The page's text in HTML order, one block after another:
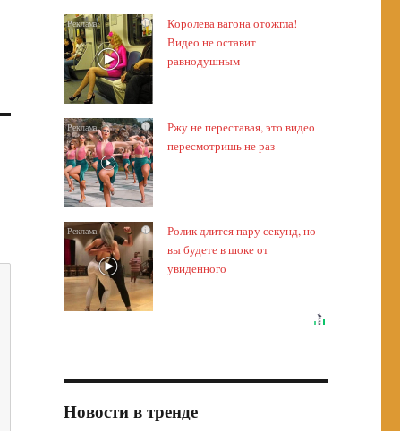
i
Королева вагона отожгла!
Видео не оставит
равнодушным
i
Ржу не переставая, это видео
пересмотришь не раз
i
Ролик длится пару секунд, но
вы будете в шоке от
увиденного
Новости в тренде